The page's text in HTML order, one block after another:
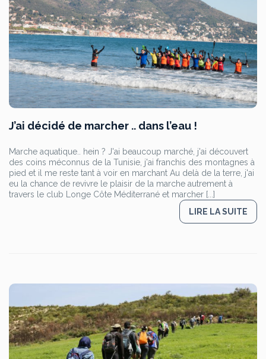
J’ai décidé de marcher .. dans l’eau !
Marche aquatique.. hein ? J'ai beaucoup marché, j'ai découvert
des coins méconnus de la Tunisie, j'ai franchis des montagnes à
pied et il me reste tant à voir en marchant Au delà de la terre, j'ai
eu la chance de revivre le plaisir de la marche autrement à
travers le club Longe Côte Méditerrané et marcher [...]
LIRE LA SUITE